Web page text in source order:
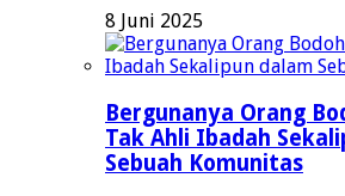
8 Juni 2025
Bergunanya Orang
Tak Ahli Ibadah
Sebuah Komunitas